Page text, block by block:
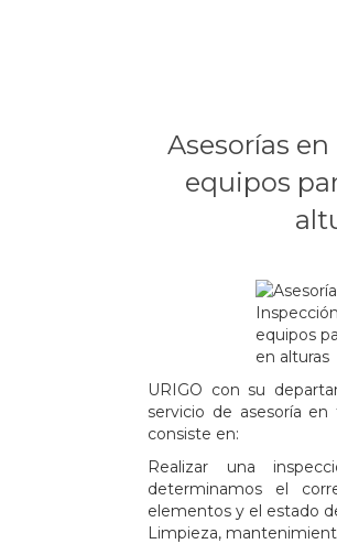
Asesorías
equipos
URIGO con su
servicio de asesoría
consiste en:
Realizar una
determinamos el
elementos y el estado
Limpieza,